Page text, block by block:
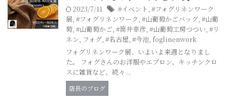
2023/7/11 #イベント, #フォグリネンワーク
展, #フォグリネンワーク, #山葡萄かごバッグ, #山葡
萄, #山葡萄かご, #筒井幸彦, #山葡萄工房つつい, #リ
ネン, フォグ, #名古屋, #今池, foglinenwork
フォグリネンワーク展、いよいよ来週となりまし
た。 フォグさんのお洋服やエプロン、キッチンクロ
スに雑貨など、続々 ...
店長のブログ